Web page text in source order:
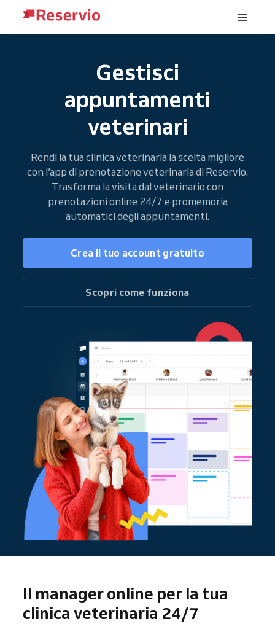
Gestisci
appuntamenti
veterinari
Rendi la tua clinica veterinaria la scelta migliore
con l’app di prenotazione veterinaria di Reservio.
Trasforma la visita dal veterinario con
prenotazioni online 24/7 e promemoria
automatici degli appuntamenti.
Crea il tuo account gratuito
Scopri come funziona
Il manager online per la tua
clinica veterinaria 24/7